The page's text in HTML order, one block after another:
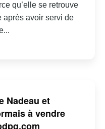
qu’elle se retrouve
après avoir servi de
Nadeau et
à vendre